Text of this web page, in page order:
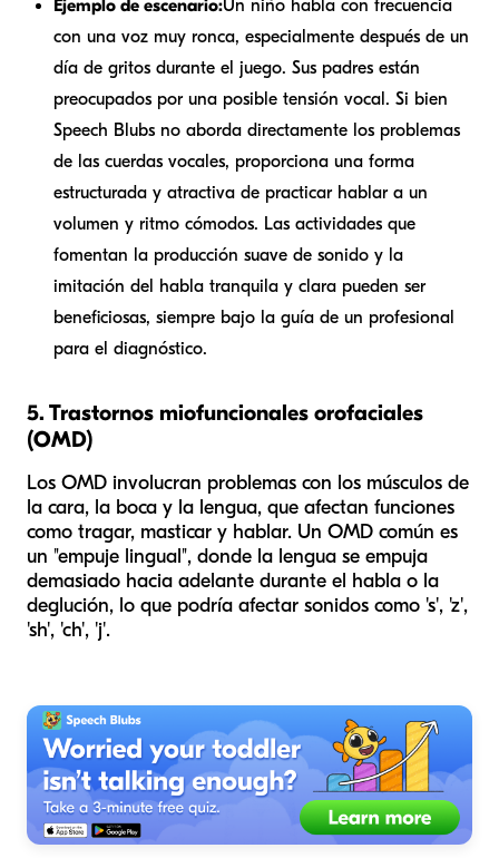
Ejemplo de escenario:Un niño habla con frecuencia
con una voz muy ronca, especialmente después de un
día de gritos durante el juego. Sus padres están
preocupados por una posible tensión vocal. Si bien
Speech Blubs no aborda directamente los problemas
de las cuerdas vocales, proporciona una forma
estructurada y atractiva de practicar hablar a un
volumen y ritmo cómodos. Las actividades que
fomentan la producción suave de sonido y la
imitación del habla tranquila y clara pueden ser
beneficiosas, siempre bajo la guía de un profesional
para el diagnóstico.
5. Trastornos miofuncionales orofaciales
(OMD)
Los OMD involucran problemas con los músculos de
la cara, la boca y la lengua, que afectan funciones
como tragar, masticar y hablar. Un OMD común es
un "empuje lingual", donde la lengua se empuja
demasiado hacia adelante durante el habla o la
deglución, lo que podría afectar sonidos como 's', 'z',
'sh', 'ch', 'j'.